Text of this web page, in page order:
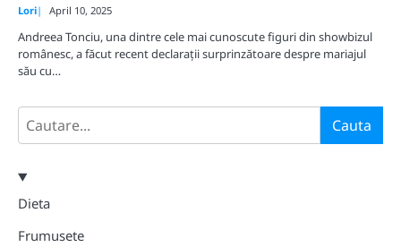
Lori April 10, 2025
Andreea Tonciu, una dintre cele mai cunoscute figuri din showbizul
românesc, a făcut recent declarații surprinzătoare despre mariajul
său cu…
Search Cauta
Dieta
Frumusete